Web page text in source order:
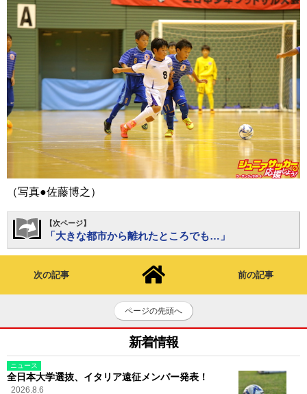
（写真●佐藤博之）
【次ページ】
「大きな都市から離れたところでも…」
次の記事 前の記事
ページの先頭へ
新着情報
ニュース
全日本大学選抜、イタリア遠征メンバー発表！
2026.8.6